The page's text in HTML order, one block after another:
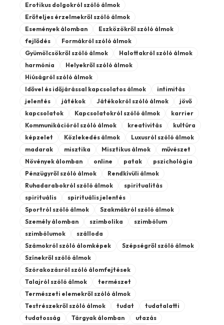
Erotikus dolgokról szóló álmok
Erőteljes érzelmekről szóló álmok
Események álomban
Eszközökről szóló álmok
fejlődés
Formákról szóló álmok
Gyümölcsökről szóló álmok
Halottakról szóló álmok
harmónia
Helyekről szóló álmok
Hiúságról szóló álmok
Idővel és időjárással kapcsolatos álmok
intimitás
jelentés
játékok Játékokról szóló álmok
jövő
kapcsolatok
Kapcsolatokról szóló álmok
karrier
Kommunikációról szóló álmok
kreativitás
kultúra
képzelet
Közlekedés álmok
Luxusról szóló álmok
madarak
misztika Misztikus álmok
művészet
Növények álomban
online patak
pszichológia
Pénzügyről szóló álmok
Rendkívüli álmok
Ruhadarabokról szóló álmok
spiritualitás
spirituális
spirituális jelentés
Sportról szóló álmok
Szakmákról szóló álmok
Személy álomban
szimbolika
szimbólum
szimbólumok
szálloda
Számokról szóló álomképek
Szépségről szóló álmok
Színekről szóló álmok
Szórakozásról szóló álomfejtések
Talajról szóló álmok
természet
Természeti elemekről szóló álmok
Testrészekről szóló álmok
tudat
tudatalatti
tudatosság
Tárgyak álomban
utazás